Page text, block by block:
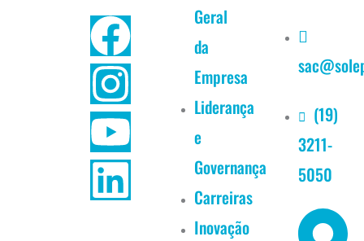
F
a
c
e
b
I
n
s
t
a
Y
o
u
t
u
L
i
n
k
e
Geral
da
Empresa
Liderança
e
Governança
Carreiras
Inovação
(19)
3211-
5050